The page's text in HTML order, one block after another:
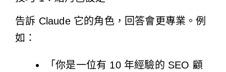
告訴 Claude 它的角色，回答會更專業。例
如：
「你是一位有 10 年經驗的 SEO 顧